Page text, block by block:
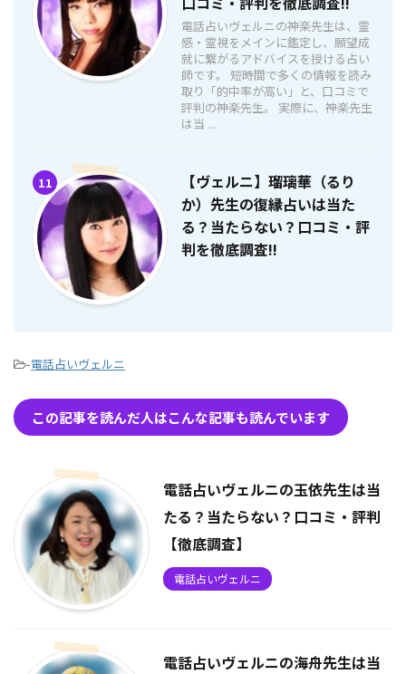
電話占いヴェルニの神楽先生は、霊
感・霊視をメインに鑑定し、願望成
就に繋がるアドバイスを授ける占い
師です。 短時間で多くの情報を読み
取り「的中率が高い」と、口コミで
評判の神楽先生。 実際に、神楽先生
は当 ...
11
【ヴェルニ】瑠璃華（るり
か）先生の復縁占いは当た
る？当たらない？口コミ・評
判を徹底調査!!
-電話占いヴェルニ
この記事を読んだ人はこんな記事も読んでいます
電話占いヴェルニの玉依先生は当
たる？当たらない？口コミ・評判
【徹底調査】
電話占いヴェルニ
電話占いヴェルニの海舟先生は当